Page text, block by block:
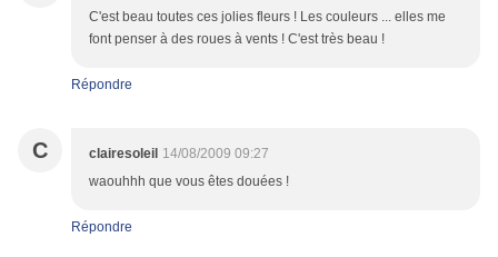
C'est beau toutes ces jolies fleurs ! Les couleurs ... elles me
font penser à des roues à vents ! C'est très beau !
Répondre
C clairesoleil 14/08/2009 09:27
waouhhh que vous êtes douées !
Répondre